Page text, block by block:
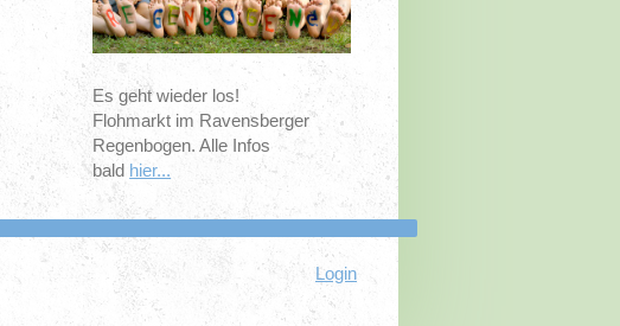
Es geht wieder los!
Flohmarkt im Ravensberger
Regenbogen. Alle Infos
bald hier...
Login